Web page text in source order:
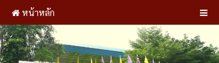
หน้าหลัก